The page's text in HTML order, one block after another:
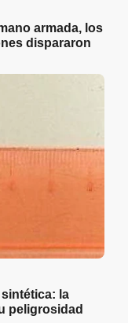
armada, los
dispararon
la
peligrosidad